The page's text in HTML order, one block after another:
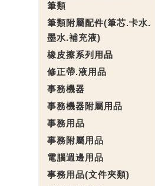
筆類
筆類附屬配件(筆芯.卡水.
墨水.補充液)
橡皮擦系列用品
修正帶.液用品
事務機器
事務機器附屬用品
事務用品
事務附屬用品
電腦週邊用品
事務用品(文件夾類)